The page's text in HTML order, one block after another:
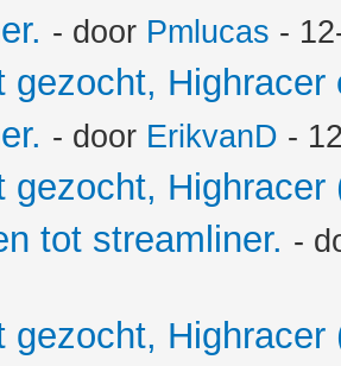
- door Pmlucas -
gezocht, Highracer
- door ErikvanD -
gezocht,
tot streamliner. -
gezocht,